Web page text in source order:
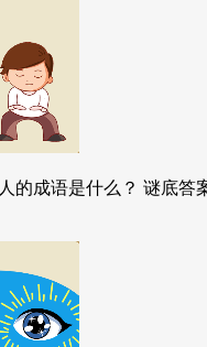
的成语是什么？ 谜底